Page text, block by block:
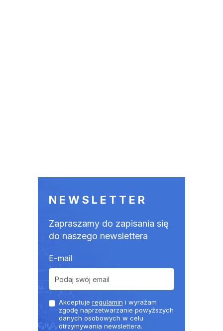
NEWSLETTER
Zapraszamy do zapisania się
do naszego newslettera
E-mail
Akceptuje regulamin i wyrażam
zgodę naprzetwarzanie powyższych
danych osobowych w celu
otrzymywania newslettera.